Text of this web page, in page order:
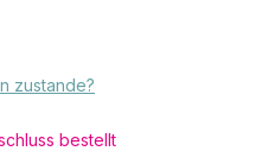
zustande?
bestellt